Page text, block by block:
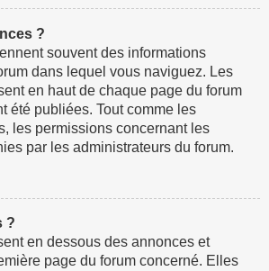
?
souvent des informations
dans lequel vous naviguez. Les
en haut de chaque page du forum
été publiées. Tout comme les
les permissions concernant les
par les administrateurs du forum.
?
en dessous des annonces et
page du forum concerné. Elles